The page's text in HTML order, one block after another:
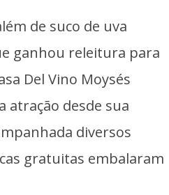
de suco de uva
ganhou releitura para
Del Vino Moysés
atração desde sua
diversos
gratuitas embalaram